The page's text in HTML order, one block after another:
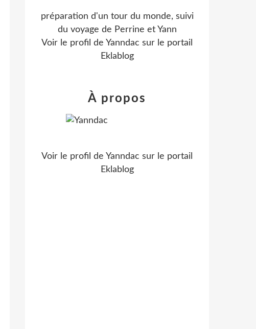
préparation d'un tour du monde, suivi
du voyage de Perrine et Yann
Voir le profil de Yanndac sur le portail
Eklablog
À propos
Voir le profil de Yanndac sur le portail
Eklablog